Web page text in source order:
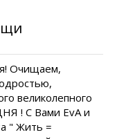
Очищаем,
великолепного
! С Вами EvA и
" Жить =